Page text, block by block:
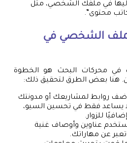
إليها في ملفك الشخصي، مثل
محتوى”.
الشخصي في
في محركات البحث هو الخطوة
هنا بعض الطرق لتحقيق ذلك:
روابط لمشاريعك أو مدونتك
يساعد فقط في تحسين السيو،
للزوار.
عناوين وأوصاف غنية
عن مهاراتك.